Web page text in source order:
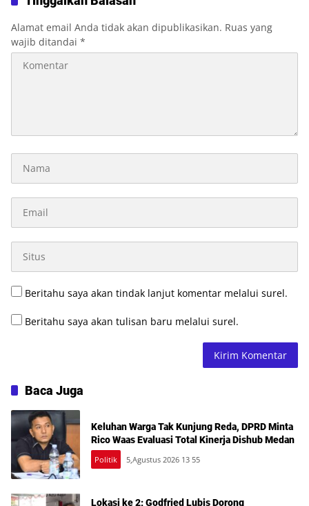
Alamat email Anda tidak akan dipublikasikan. Ruas yang
wajib ditandai *
Beritahu saya akan tindak lanjut komentar melalui surel.
Beritahu saya akan tulisan baru melalui surel.
Baca Juga
Keluhan Warga Tak Kunjung Reda, DPRD Minta
Rico Waas Evaluasi Total Kinerja Dishub Medan
Politik 5,Agustus 2026 13 55
Lokasi ke 2: Godfried Lubis Dorong